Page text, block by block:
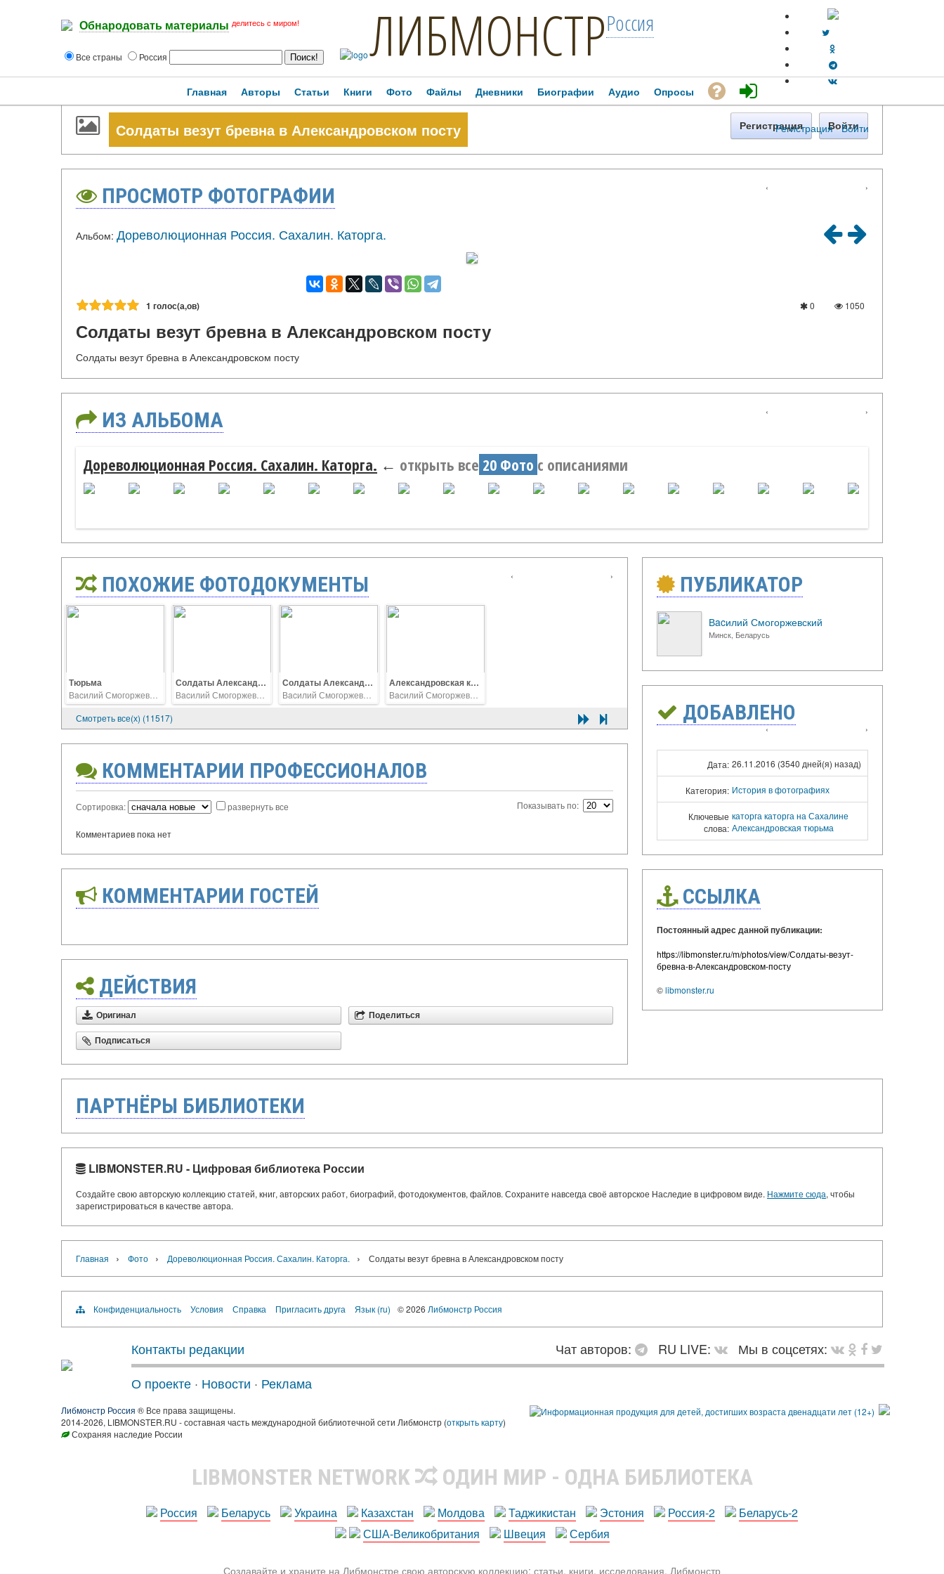
Обнародовать материалы делитесь с миром!
Все страны Россия ЛИБМОНСТРРоссия
Регистрация · Войти
Главная Авторы Статьи Книги Фото Файлы Дневники Биографии Аудио Опросы
Солдаты везут бревна в Александровском посту Регистрация Войти
ПРОСМОТР ФОТОГРАФИИ ‹ ›
Альбом: Дореволюционная Россия. Сахалин. Каторга.
1 голос(а,ов) 0 1050
Солдаты везут бревна в Александровском посту
Солдаты везут бревна в Александровском посту
ИЗ АЛЬБОМА ‹ ›
Дореволюционная Россия. Сахалин. Каторга. ← открыть все 20 Фото с описаниями
ПОХОЖИЕ ФОТОДОКУМЕНТЫ ‹ ›
Тюрьма Солдаты Александровской местной команды, охраняющей тюрьму Солдаты Александровской местной команды, охраняющей тюрьму Александровская каторжная тюрьма
Смотреть все(х) (11517)
КОММЕНТАРИИ ПРОФЕССИОНАЛОВ
Сортировка: развернуть все Показывать по:
Комментариев пока нет
КОММЕНТАРИИ ГОСТЕЙ
ДЕЙСТВИЯ
Оригинал Поделиться
Подписаться
ПУБЛИКАТОР
Вacилий Смогоржевский
Минск, Беларусь
ДОБАВЛЕНО
‹ ›
Дата: 26.11.2016 (3540 дней(я) назад)
Категория: История в фотографиях
Ключевые
слова:
каторга каторга на Сахалине
Александровская тюрьма
ССЫЛКА
Постоянный адрес данной публикации:
https://libmonster.ru/m/photos/view/Солдаты-везут-
бревна-в-Александровском-посту
©libmonster.ru
ПАРТНЁРЫ БИБЛИОТЕКИ
LIBMONSTER.RU - Цифровая библиотека России
Создайте свою авторскую коллекцию статей, книг, авторских работ, биографий, фотодокументов, файлов. Сохраните навсегда своё авторское Наследие в цифровом виде. Нажмите сюда, чтобы
зарегистрироваться в качестве автора.
Главная › Фото › Дореволюционная Россия. Сахалин. Каторга. › Солдаты везут бревна в Александровском посту
Конфиденциальность Условия Справка Пригласить друга Язык (ru) © 2026 Либмонстр Россия
Контакты редакции Чат авторов: RU LIVE:
Мы в соцсетях:
О проекте · Новости · Реклама
Либмонстр Россия ® Все права защищены.
2014-2026, LIBMONSTER.RU - составная часть международной библиотечной сети Либмонстр (открыть карту)
Сохраняя наследие России
LIBMONSTER NETWORK ОДИН МИР - ОДНА БИБЛИОТЕКА
Россия Беларусь Украина Казахстан Молдова Таджикистан Эстония Россия-2
Беларусь-2
США-Великобритания
Швеция Сербия
Создавайте и храните на Либмонстре свою авторскую коллекцию: статьи, книги, исследования. Либмонстр